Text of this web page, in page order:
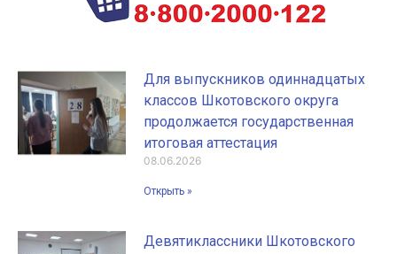
Для выпускников одиннадцатых
классов Шкотовского округа
продолжается государственная
итоговая аттестация
08.06.2026
Открыть »
Девятиклассники Шкотовского